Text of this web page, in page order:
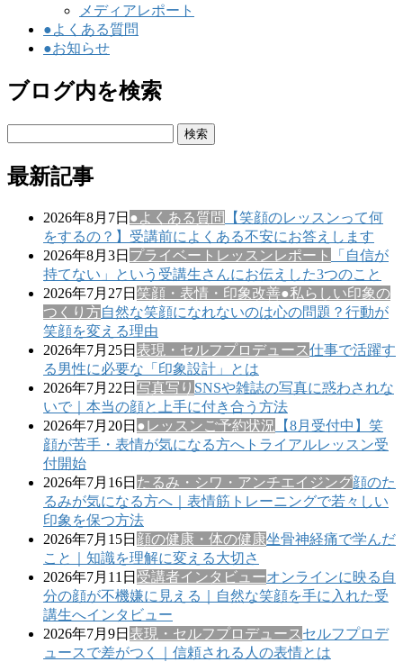
メディアレポート
●よくある質問
●お知らせ
ブログ内を検索
最新記事
2026年8月7日 ●よくある質問
【笑顔のレッスンって何
をするの？】受講前によくある不安にお答えします
2026年8月3日 プライベートレッスンレポート
「自信が
持てない」という受講生さんにお伝えした3つのこと
2026年7月27日 笑顔・表情・印象改善●私らしい印象の
つくり方自然な笑顔になれないのは心の問題？行動が
笑顔を変える理由
2026年7月25日 表現・セルフプロデュース仕事で活躍す
る男性に必要な「印象設計」とは
2026年7月22日 写真写り SNSや雑誌の写真に惑わされな
いで｜本当の顔と上手に付き合う方法
2026年7月20日 ●レッスンご予約状況
【8月受付中】笑
顔が苦手・表情が気になる方へトライアルレッスン受
付開始
2026年7月16日 たるみ・シワ・アンチエイジング顔のた
るみが気になる方へ｜表情筋トレーニングで若々しい
印象を保つ方法
2026年7月15日 顔の健康・体の健康坐骨神経痛で学んだ
こと｜知識を理解に変える大切さ
2026年7月11日 受講者インタビューオンラインに映る自
分の顔が不機嫌に見える｜自然な笑顔を手に入れた受
講生へインタビュー
2026年7月9日 表現・セルフプロデュース セルフプロデ
ュースで差がつく｜信頼される人の表情とは